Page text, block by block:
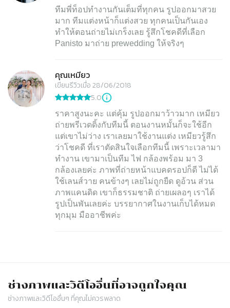
ทีมพี่ท็อปทำงานกันเต็มที่ทุกคน รูปออกมาสวย
มาก ทีมแต่งหน้าก็แต่งสวย ทุกคนเป็นกันเอง
ทำให้ตอนถ่ายไม่เกร็งเลย รู้สึกโชคดีที่เลือก
Panisto มาถ่าย prewedding ให้จริงๆ
คุณเหมียว
เขียนรีวิวเมื่อ 28/06/2018
5.0
ราคาสูงนะคะ แต่คุ้ม รูปออกมาว้าวมาก เหมียว
ถ่ายพรีเวดดิ้งกับทีมนี้ ตอนงานหมั้นก็จะใช้อีก
แต่เขาไม่ว่าง เราเลยมาใช้งานแต่ง เหมียวรู้สึก
ว่าโชคดี ที่เราตัดสินใจเลือกทีมนี้ เพราะเวลามา
ทำงาน เขามาเป็นทีม ไฟ กล้องพร้อม มา 3
กล้องเลยค่ะ ภาพที่ถ่ายหน้าแบคดรอปก็ดี ไม่ได้
ใช้เลนส์วาย คนข้างๆ เลยไม่ถูกยืด ดูอ้วน ส่วน
ภาพแคนดิด เขาก็ธรรมชาติ ถ่ายเผลอๆ เราได้
รูปเป็นพันเลยค่ะ บรรยากาศในงานเก็บได้หมด
ทุกมุม มืออาชีพค่ะ
ช่างภาพและวิดีโออื่นที่อาจถูกใจคุณ
ช่างภาพและวิดีโออื่นๆ ที่คุณไม่ควรพลาด